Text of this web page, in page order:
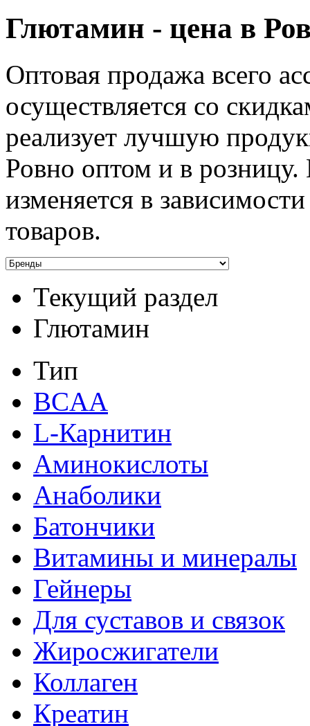
Глютамин - цена в
Оптовая продажа всего
осуществляется со
реализует лучшую
Ровно оптом и в розницу.
изменяется в
товаров.
Текущий раздел
Глютамин
Тип
BCAA
L-Карнитин
Аминокислоты
Анаболики
Батончики
Витамины и минералы
Гейнеры
Для суставов и связок
Жиросжигатели
Коллаген
Креатин